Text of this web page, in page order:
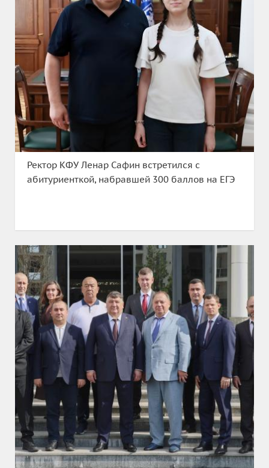
Ректор КФУ Ленар Сафин встретился с
абитуриенткой, набравшей 300 баллов на ЕГЭ